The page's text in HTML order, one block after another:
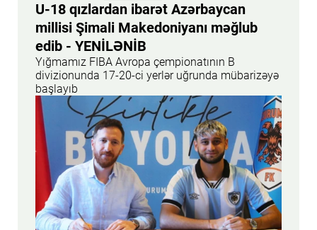
U-18 qızlardan ibarət Azərbaycan
millisi Şimali Makedoniyanı məğlub
edib - YENİLƏNİB
Yığmamız FIBA Avropa çempionatının B
divizionunda 17-20-ci yerlər uğrunda mübarizəyə
başlayıb